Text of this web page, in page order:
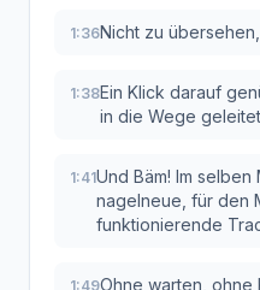
1:36Nicht zu
1:38Ein Klick darauf
in die Wege
1:41Und Bäm! Im
nagelneue, für den
funktionierende
1:49Ohne warten, ohne